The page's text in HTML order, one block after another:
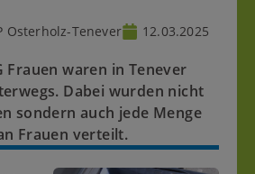
Osterholz-Tenever 12.03.2025
Frauen waren in Tenever
Dabei wurden nicht
sondern auch jede Menge
Frauen verteilt.